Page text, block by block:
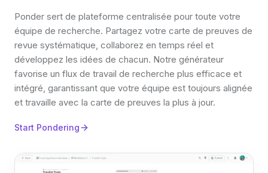
Ponder sert de plateforme centralisée pour toute votre
équipe de recherche. Partagez votre carte de preuves de
revue systématique, collaborez en temps réel et
développez les idées de chacun. Notre générateur
favorise un flux de travail de recherche plus efficace et
intégré, garantissant que votre équipe est toujours alignée
et travaille avec la carte de preuves la plus à jour.
Start Pondering